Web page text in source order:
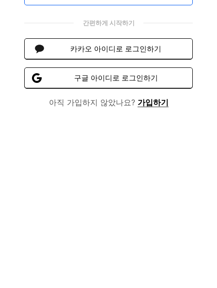
간편하게 시작하기
카카오 아이디로 로그인하기
구글 아이디로 로그인하기
아직 가입하지 않았나요? 가입하기